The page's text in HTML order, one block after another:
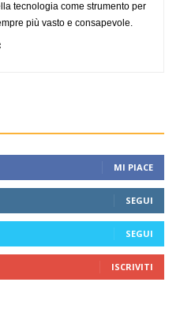
tecnologia come strumento per
più vasto e consapevole.
MI PIACE
SEGUI
SEGUI
ISCRIVITI